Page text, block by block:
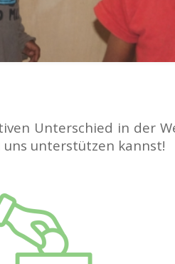
Unterschied in der
uns unterstützen kannst!